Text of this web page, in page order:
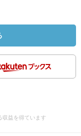
収益を得ています